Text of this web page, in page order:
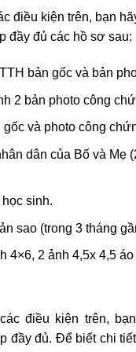
điều kiện trên, bạn
đầy đủ các hồ sơ sau:
bản gốc và bản
2 bản photo công
gốc và photo công
dân của Bố và Mẹ
sinh.
sao (trong 3 tháng
4×6, 2 ảnh 4,5x 4,5 áo
điều kiện trên,
đầy đủ. Để biết chi